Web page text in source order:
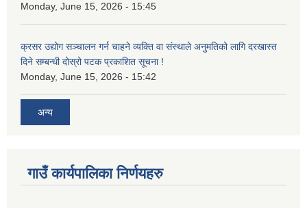
Monday, June 15, 2026 - 15:45
क्रसर उद्योग सञ्चालन गर्न चाहने व्यक्ति वा संस्थाले अनुमतिको लागि दरखास्त
दिने सम्बन्धी दोस्रो पटक प्रकाशित सूचना !
Monday, June 15, 2026 - 15:42
अन्य
गाउँ कार्यपालिका निर्णयहरु